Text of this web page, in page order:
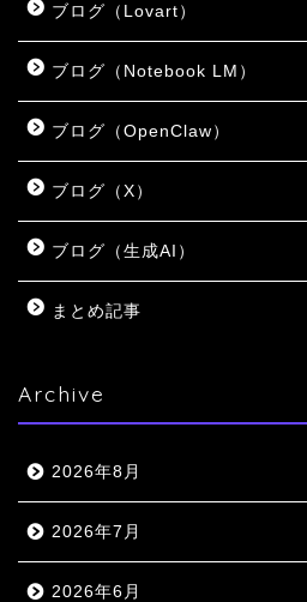
ブログ（Lovart）
ブログ（Notebook LM）
ブログ（OpenClaw）
ブログ（X）
ブログ（生成AI）
まとめ記事
Archive
2026年8月
2026年7月
2026年6月